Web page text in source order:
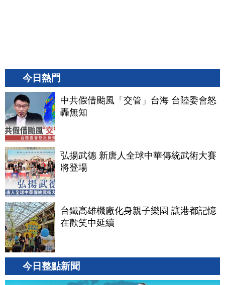
今日熱門
中共假借颱風「交管」台海 台陸委會怒
轟無知
弘揚武德 新唐人全球中華傳統武術大賽
將登場
台鐵高雄機廠化身親子樂園 讓港都記憶
在歡笑中延續
今日整點新聞